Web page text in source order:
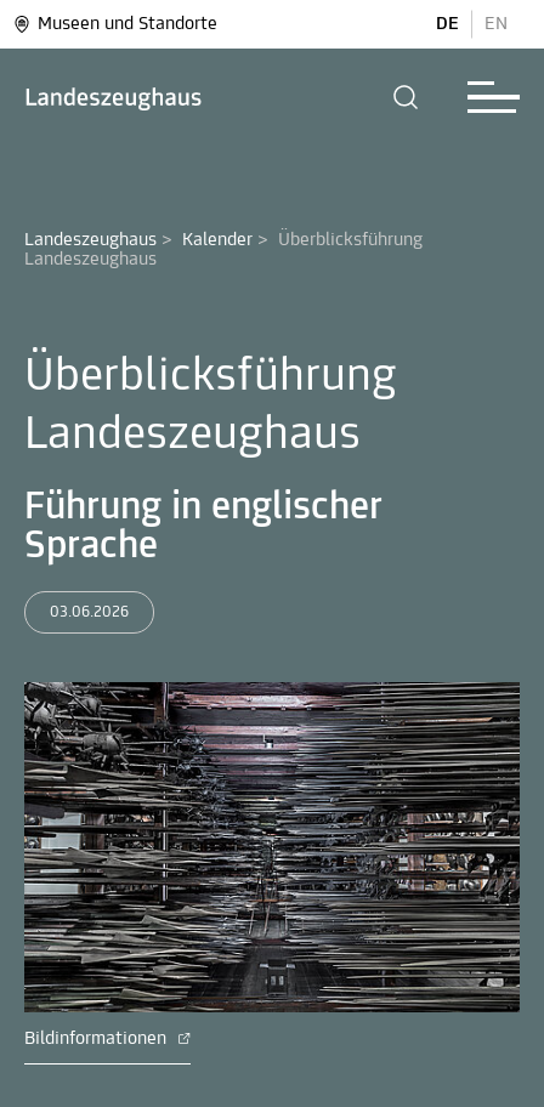
Museen und Standorte DE EN
Landeszeughaus > Kalender > Überblicksführung
Landeszeughaus
Überblicksführung
Landeszeughaus
Führung in englischer
Sprache
03.06.2026
Bildinformationen